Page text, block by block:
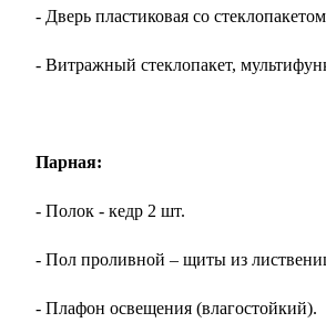
- Дверь пластиковая со
- Витражный стеклопакет,
Парная:
- Полок - кедр 2 шт.
- Пол проливной – щиты из
- Плафон освещения (влагостойкий).